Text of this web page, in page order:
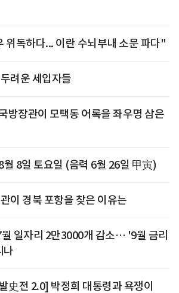
위독하다... 이란 수뇌부내 소문 파다"
려운 세입자들
방장관이 모택동 어록을 좌우명 삼은
8일 토요일 (음력 6월 26일 甲寅)
이 경북 포항을 찾은 이유는
일자리 2만3000개 감소… '9월 금리
나
史전 2.0] 박정희 대통령과 욕쟁이